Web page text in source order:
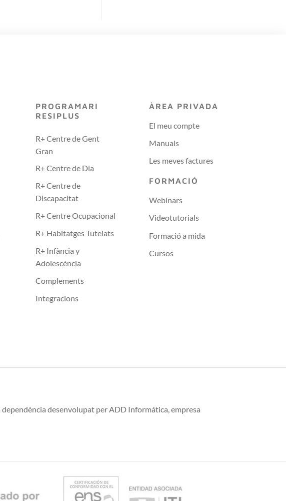
PROGRAMARI
RESIPLUS
R+ Centre de Gent
Gran
R+ Centre de Dia
R+ Centre de
Discapacitat
R+ Centre Ocupacional
R+ Habitatges Tutelats
R+ Infància y
Adolescència
Complements
Integracions
ÀREA PRIVADA
El meu compte
Manuals
Les meves factures
FORMACIÓ
Webinars
Videotutorials
Formació a mida
Cursos
desenvolupat per ADD Informática, empresa